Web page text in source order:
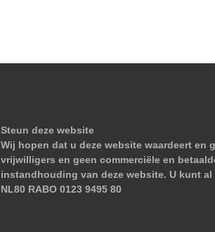
Steun deze website
Wij hopen dat u deze website waardeert
vrijwilligers en geen commerciële en
instandhouding van deze website. U kunt
NL80 RABO 0123 9495 80